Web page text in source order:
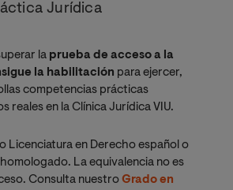
Jurídica
la prueba de acceso a la
la habilitación para ejercer,
competencias prácticas
reales en la Clínica Jurídica VIU.
Licenciatura en Derecho español o
La equivalencia no es
Consulta nuestroGrado en